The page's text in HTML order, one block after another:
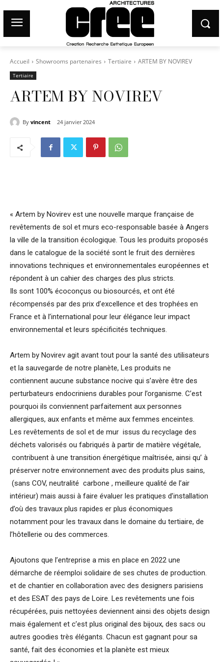
Accueil Showrooms partenaires Tertiaire ARTEM BY NOVIREV
Tertiaire
ARTEM BY NOVIREV
By vincent 24 janvier 2024
« Artem by Novirev est une nouvelle marque française de
revêtements de sol et murs eco-responsable basée à Angers
la ville de la transition écologique. Tous les produits proposés
dans le catalogue de la société sont le fruit des dernières
innovations techniques et environnementales européennes et
répondent à un cahier des charges des plus stricts.
Ils sont 100% écoconçus ou biosourcés, et ont été
récompensés par des prix d’excellence et des trophées en
France et à l’international pour leur élégance leur impact
environnemental et leurs spécificités techniques.
Artem by Novirev agit avant tout pour la santé des utilisateurs
et la sauvegarde de notre planète, Les produits ne
contiennent aucune substance nocive qui s’avère être des
perturbateurs endocriniens durables pour l’organisme. C’est
pourquoi ils conviennent parfaitement aux personnes
allergiques, aux enfants et même aux femmes enceintes.
Les revêtements de sol et de mur issus du recyclage des
déchets valorisés ou fabriqués à partir de matière végétale,
contribuent à une transition énergétique maîtrisée, ainsi qu’ à
préserver notre environnement avec des produits plus sains,
(sans COV, neutralité carbone , meilleure qualité de l’air
intérieur) mais aussi à faire évaluer les pratiques d’installation
d’où des travaux plus rapides er plus économiques
notamment pour les travaux dans le domaine du tertiaire, de
l’hôtellerie ou des commerces.
Ajoutons que l’entreprise a mis en place en 2022 une
démarche de réemploi solidaire de ses chutes de production.
et de chantier en collaboration avec des designers parisiens
et des ESAT des pays de Loire. Les revêtements une fois
récupérées, puis nettoyées deviennent ainsi des objets design
mais également et c’est plus original des bijoux, des sacs ou
autres goodies très élégants. Chacun est gagnant pour sa
santé, fait des économies et la planète est mieux